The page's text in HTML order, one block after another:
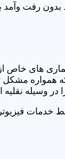
بدون رفت
بیماری های
مشکل
در وسیله